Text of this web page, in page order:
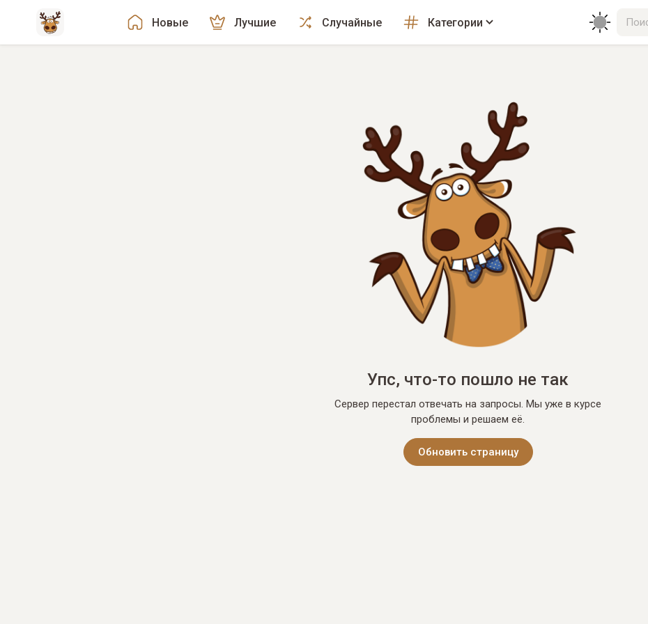
Новые Лучшие Случайные Категории
Упс, что-то пошло не так
Сервер перестал отвечать на запросы. Мы уже в курсе
проблемы и решаем её.
Обновить страницу